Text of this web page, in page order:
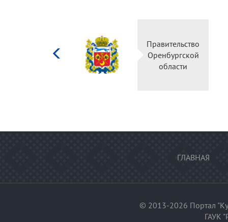
Министерство
культуры
Российской
федерации
ГЛАВНАЯ
© 2013-2026 Портал
ГАУК